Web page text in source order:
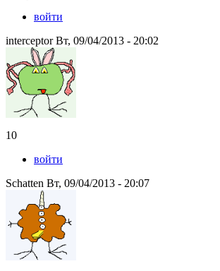
войти
interceptor Вт, 09/04/2013 - 20:02
10
войти
Schatten Вт, 09/04/2013 - 20:07